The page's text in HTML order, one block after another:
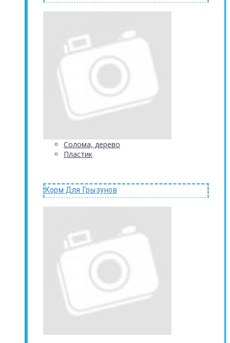
Солома, дерево
Пластик
Корм Для Грызунов